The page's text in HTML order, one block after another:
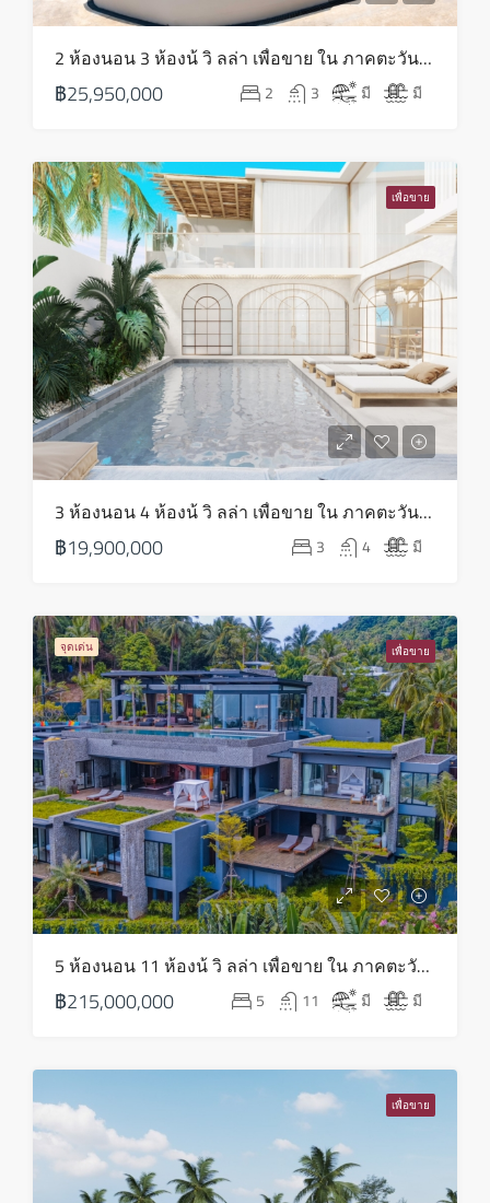
17
ส.ค.
อังคาร
18
ส.ค.
พุธ
19
ส.ค.
พฤหัส
20
ส.ค.
ศุกร์
เสาร์
22
ส.ค.
2 ห้องนอน 3 ห้องน้ วิ ลล่า เพื่อขาย ใน ภาคตะวันออกเฉียงเหนือ – HS0819
฿25,950,000 2 3 มี มี
เพื่อขาย
3 ห้องนอน 4 ห้องน้ วิ ลล่า เพื่อขาย ใน ภาคตะวันออกเฉียงเหนือ – HS0818
฿19,900,000 3 4 มี
จุดเด่น เพื่อขาย
5 ห้องนอน 11 ห้องน้ วิ ลล่า เพื่อขาย ใน ภาคตะวันออกเฉียงเหนือ – HS0816
฿215,000,000 5 11 มี มี
เพื่อขาย